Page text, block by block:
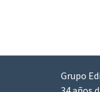
Grupo